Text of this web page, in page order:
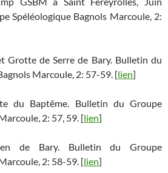
Spéléologique Bagnols Marcoule, 2:
Grotte de Serre de Bary. Bulletin du
Marcoule, 2: 57-59. [lien]
du Baptême. Bulletin du Groupe
2: 57, 59. [lien]
de Bary. Bulletin du Groupe
2: 58-59. [lien]